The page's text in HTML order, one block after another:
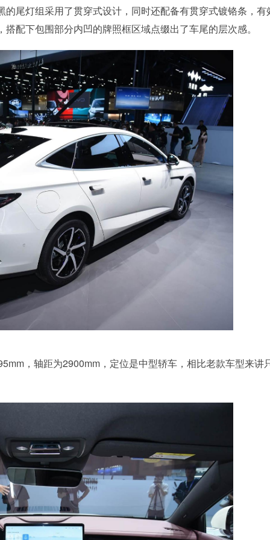
尾灯组采用了贯穿式设计，同时还配备有贯穿式镀铬条，有
配下包围部分内凹的牌照框区域点缀出了车尾的层次感。
，轴距为2900mm，定位是中型轿车，相比老款车型来讲